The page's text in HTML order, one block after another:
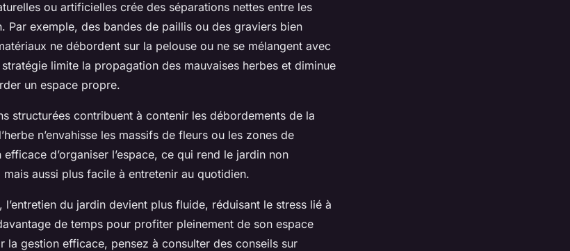
ou artificielles crée des séparations nettes entre les
Par exemple, des bandes de paillis ou des graviers bien
ne débordent sur la pelouse ou ne se mélangent avec
limite la propagation des mauvaises herbes et diminue
un espace propre.
structurées contribuent à contenir les débordements de la
n’envahisse les massifs de fleurs ou les zones de
efficace d’organiser l’espace, ce qui rend le jardin non
aussi plus facile à entretenir au quotidien.
du jardin devient plus fluide, réduisant le stress lié à
de temps pour profiter pleinement de son espace
la gestion efficace, pensez à consulter des conseils sur